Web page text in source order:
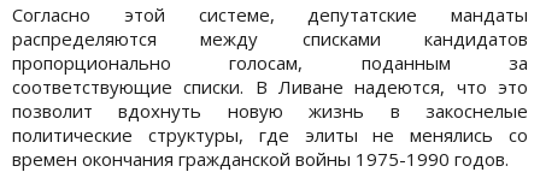
Согласно этой системе, депутатские мандаты
распределяются между списками кандидатов
пропорционально голосам, поданным за
соответствующие списки. В Ливане надеются, что это
позволит вдохнуть новую жизнь в закоснелые
политические структуры, где элиты не менялись со
времен окончания гражданской войны 1975-1990 годов.